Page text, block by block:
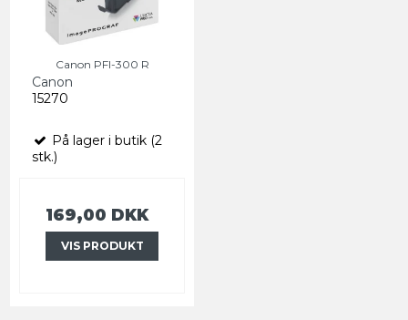
Canon PFI-300 R
Canon
15270
På lager i butik (2
stk.)
169,00 DKK
VIS PRODUKT